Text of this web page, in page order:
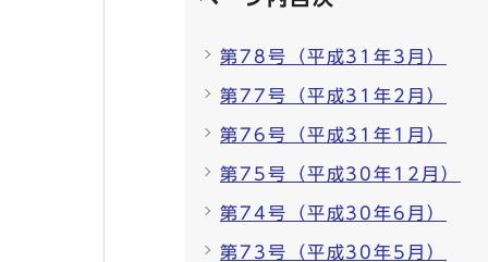
第78号（平成31年3月）
第77号（平成31年2月）
第76号（平成31年1月）
第75号（平成30年12月）
第74号（平成30年6月）
第73号（平成30年5月）